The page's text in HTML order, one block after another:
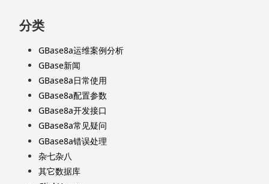
分类
GBase8a运维案例分析
GBase新闻
GBase8a日常使用
GBase8a配置参数
GBase8a开发接口
GBase8a常见疑问
GBase8a错误处理
杂七杂八
其它数据库